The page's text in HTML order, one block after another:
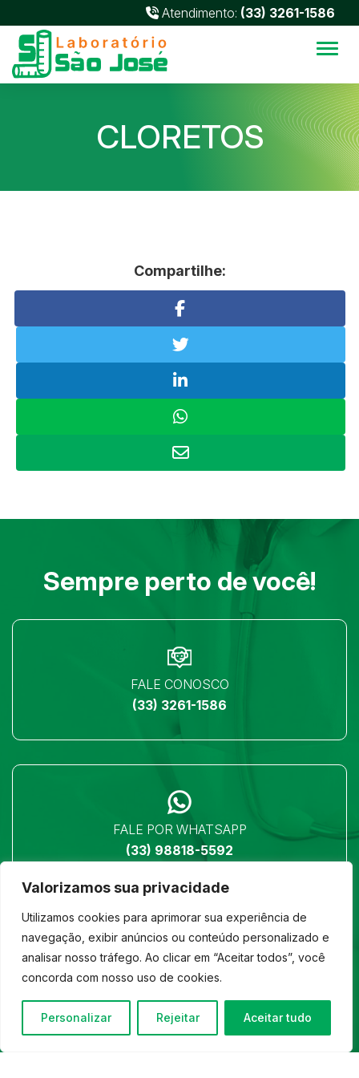
Valorizamos sua privacidade
Utilizamos cookies para aprimorar sua experiência de
navegação, exibir anúncios ou conteúdo personalizado e
analisar nosso tráfego. Ao clicar em “Aceitar todos”, você
concorda com nosso uso de cookies.
Personalizar Rejeitar Aceitar tudo
Atendimento: (33) 3261-1586
CLORETOS
Compartilhe:
Sempre perto de você!
FALE CONOSCO
(33) 3261-1586
FALE POR WHATSAPP
(33) 98818-5592
LOCALIZAÇÃO